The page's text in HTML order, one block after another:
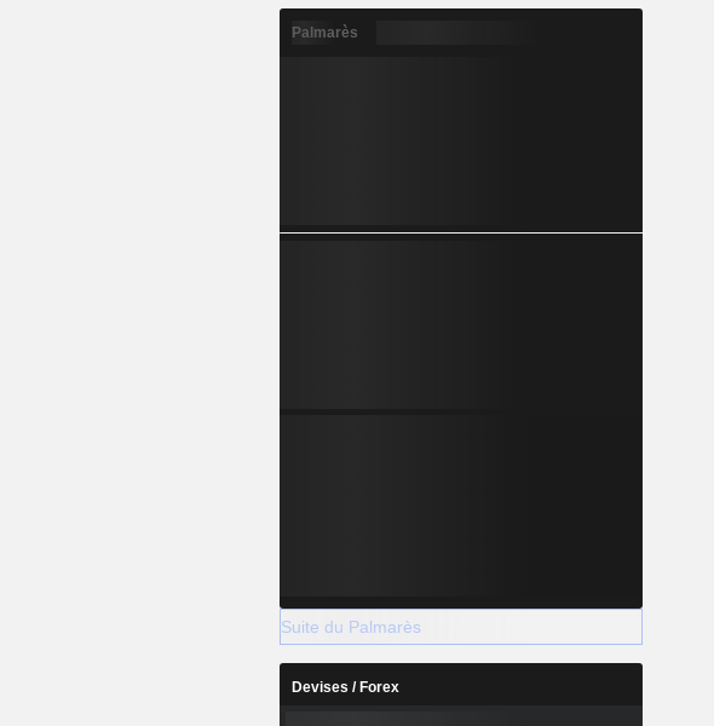
Palmarès
Suite du Palmarès
Devises / Forex